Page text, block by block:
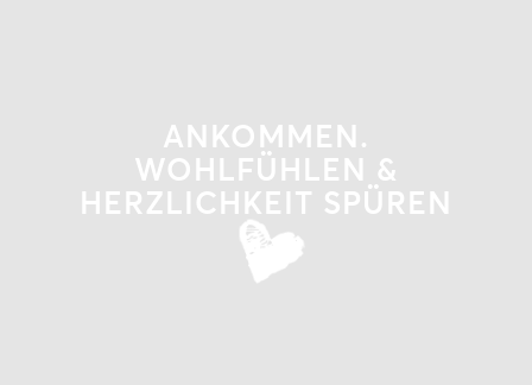
ANKOMMEN.
WOHLFÜHLEN &
HERZLICHKEIT SPÜREN